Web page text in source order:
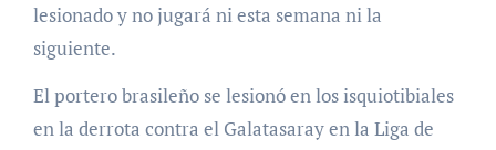
lesionado y no jugará ni esta semana ni la
siguiente.
El portero brasileño se lesionó en los isquiotibiales
en la derrota contra el Galatasaray en la Liga de